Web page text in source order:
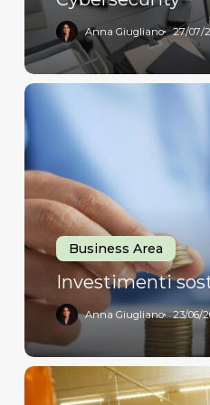
Anna Giugliano 27/07/
Investimenti
sostenibili
Business Area
Investimenti
Anna Giugliano 23/06/
IPERAMMORTAMENTO
2026: